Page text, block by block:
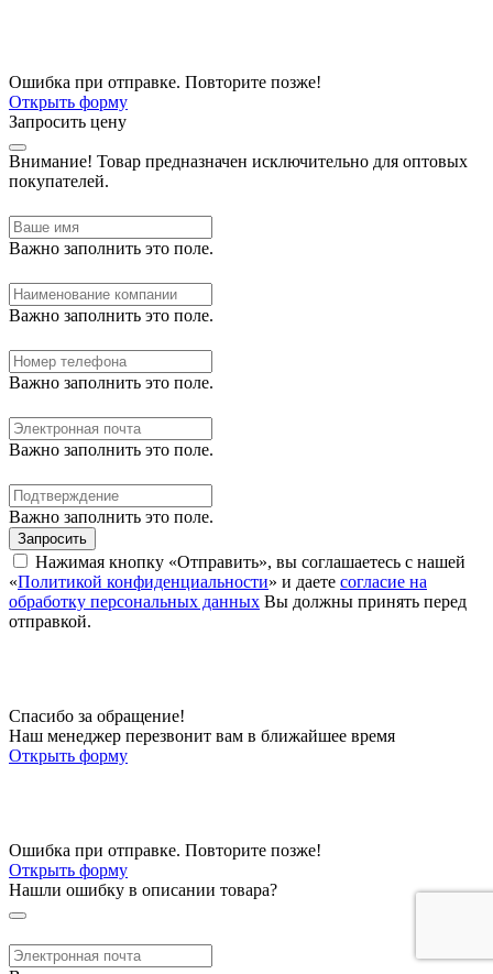
Ошибка при отправке. Повторите позже!
Открыть форму
Запросить цену
Внимание! Товар предназначен исключительно для оптовых
покупателей.
Важно заполнить это поле.
Важно заполнить это поле.
Важно заполнить это поле.
Важно заполнить это поле.
Важно заполнить это поле.
Запросить
Нажимая кнопку «Отправить», вы соглашаетесь с нашей
«Политикой конфиденциальности» и даете согласие на
обработку персональных данных Вы должны принять перед
отправкой.
Спасибо за обращение!
Наш менеджер перезвонит вам в ближайшее время
Открыть форму
Ошибка при отправке. Повторите позже!
Открыть форму
Нашли ошибку в описании товара?